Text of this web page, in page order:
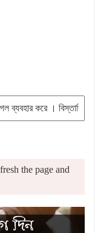
the page and